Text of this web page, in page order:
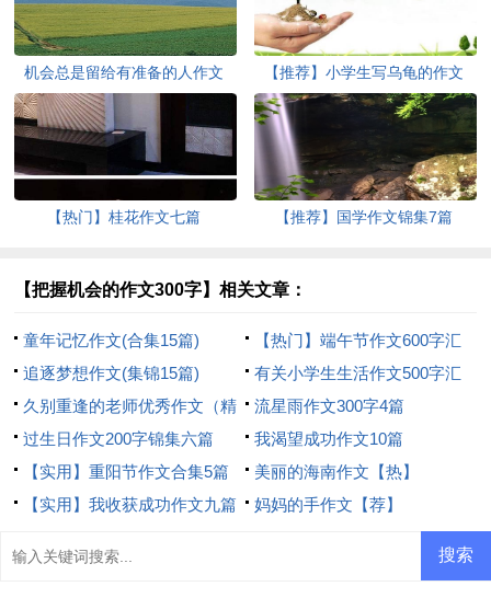
机会总是留给有准备的人作文
（通用7篇）
【推荐】小学生写乌龟的作文
400字汇编9篇
【热门】桂花作文七篇 【推荐】国学作文锦集7篇
【把握机会的作文300字】相关文章：
童年记忆作文(合集15篇)
【热门】端午节作文600字汇
编六篇
追逐梦想作文(集锦15篇)
有关小学生生活作文500字汇
编9篇
久别重逢的老师优秀作文（精
选37篇）
流星雨作文300字4篇
过生日作文200字锦集六篇
我渴望成功作文10篇
【实用】重阳节作文合集5篇
美丽的海南作文【热】
【实用】我收获成功作文九篇
妈妈的手作文【荐】